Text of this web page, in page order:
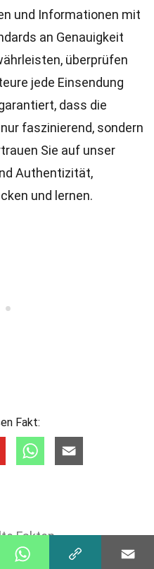
und Informationen mit
an Genauigkeit
überprüfen
jede Einsendung
dass die
faszinierend, sondern
Sie auf unser
Authentizität,
und lernen.
Fakt:
Fakten